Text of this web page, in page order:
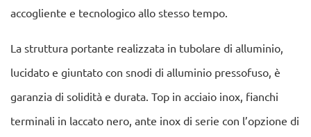
accogliente e tecnologico allo stesso tempo.
La struttura portante realizzata in tubolare di alluminio,
lucidato e giuntato con snodi di alluminio pressofuso, è
garanzia di solidità e durata. Top in acciaio inox, fianchi
terminali in laccato nero, ante inox di serie con l’opzione di